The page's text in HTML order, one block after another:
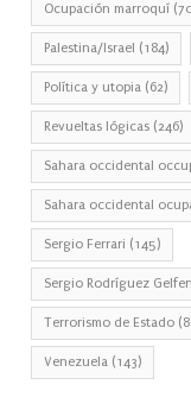
Ocupación marroquí
Palestina/Israel (184)
Política y utopia (62)
Revueltas lógicas (246)
Sahara occidental
Sahara occidental
Sergio Ferrari (145)
Sergio Rodríguez
Terrorismo de Estado
Venezuela (143)